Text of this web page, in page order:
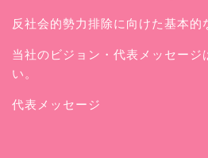
反社会的勢力排除に向けた基本的
当社のビジョン・代表メッセージ
い。
代表メッセージ